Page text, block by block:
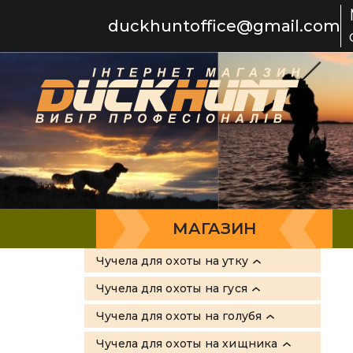
duckhuntoffice@gmail.com
МАГАЗИН
Чучела для охоты на утку
Все товары
Greenhead Gear
Flambeau
MOJO Outdoors
Чучела для охоты на гуся
Все товары
Sport-Plast
Greenhead Gear
Чучела для охоты на голубя
Все товары
Чучела для охоты на хищника